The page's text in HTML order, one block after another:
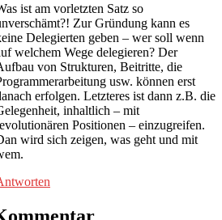
ist am vorletzten Satz so
Zur Gründung kann es
Delegierten geben – wer soll wenn
welchem Wege delegieren? Der
von Strukturen, Beitritte, die
usw. können erst
erfolgen. Letzteres ist dann z.B. die
inhaltlich – mit
Positionen – einzugreifen.
wird sich zeigen, was geht und mit